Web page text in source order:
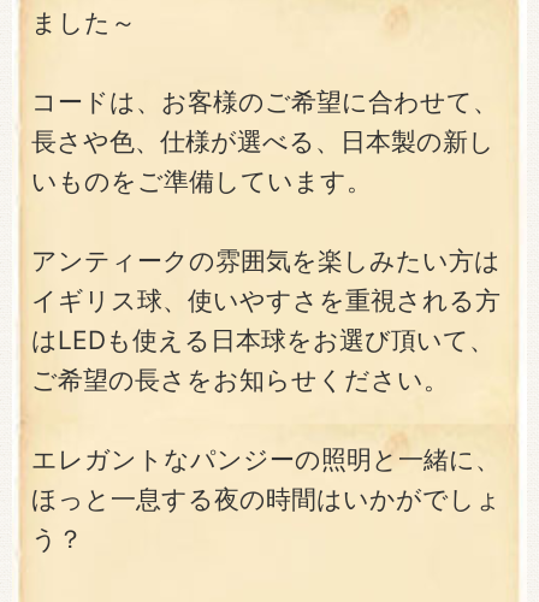
ました～
コードは、お客様のご希望に合わせて、
長さや色、仕様が選べる、日本製の新し
いものをご準備しています。
アンティークの雰囲気を楽しみたい方は
イギリス球、使いやすさを重視される方
はLEDも使える日本球をお選び頂いて、
ご希望の長さをお知らせください。
エレガントなパンジーの照明と一緒に、
ほっと一息する夜の時間はいかがでしょ
う？